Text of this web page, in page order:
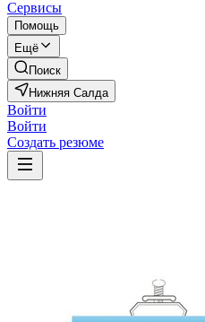
Сервисы
Помощь
Ещё
Поиск
Нижняя Салда
Войти
Войти
Создать резюме